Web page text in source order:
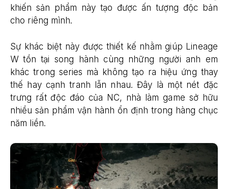
khiến sản phẩm này tạo được ấn tượng độc bản
cho riêng mình.
Sự khác biệt này được thiết kế nhằm giúp Lineage
W tồn tại song hành cùng những người anh em
khác trong series mà không tạo ra hiệu ứng thay
thế hay cạnh tranh lẫn nhau. Đây là một nét đặc
trưng rất độc đáo của NC, nhà làm game sở hữu
nhiều sản phẩm vận hành ổn định trong hàng chục
năm liền.